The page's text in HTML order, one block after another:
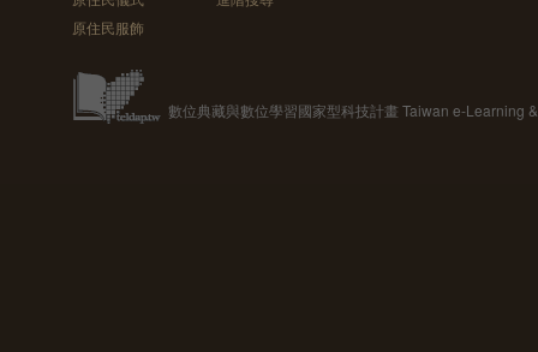
原住民服飾
數位典藏與數位學習國家型科技計畫 Taiwan e-Learning